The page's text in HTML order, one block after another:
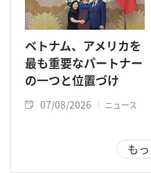
ベトナム、アメリカを
最も重要なパートナー
の一つと位置づけ
07/08/2026 ニュース
も